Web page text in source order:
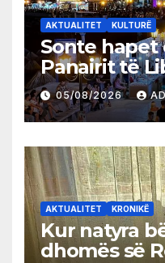
AKTUALITET KULTURË
Sonte hapet
Panairit të
05/08/2026
AKTUALITET KRONIKË
Kur natyra
dhomës së